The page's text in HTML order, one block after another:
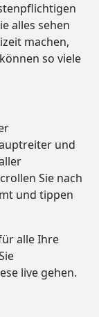
alles sehen
machen,
so viele
und
Sie nach
und tippen
alle Ihre
live gehen.